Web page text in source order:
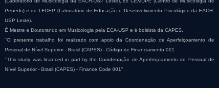
Penedo) e do LEDEP (Laboratório de Educação e Desenvolvimento Psicológico da EACH-
USP Leste).
É Mestre e Doutorando em Musicologia pela ECA-USP e é bolsista da CAPES.
"O presente trabalho foi realizado com apoio da Coordenação de Aperfeiçoamento de
Pessoal de Nível Superior - Brasil (CAPES) - Código de Financiamento 001
"This study was financed in part by the Coordenação de Aperfeiçoamento de Pessoal de
Nível Superior - Brasil (CAPES) - Finance Code 001"